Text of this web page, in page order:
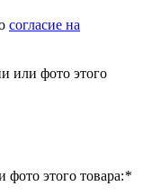
согласие на
или фото этого
этого товара:*